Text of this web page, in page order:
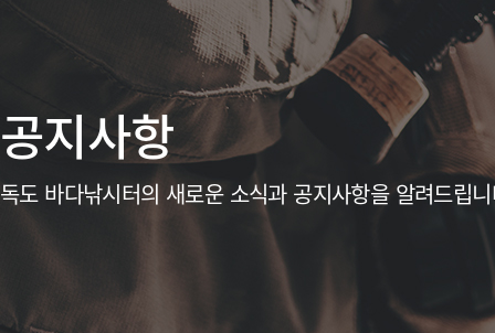
공지사항
독도 바다낚시터의 새로운 소식과 공지사항을 알려드립
독도 바다낚시터 무지개송어
한여름의 화이팅! 독도 바다낚시터에서~